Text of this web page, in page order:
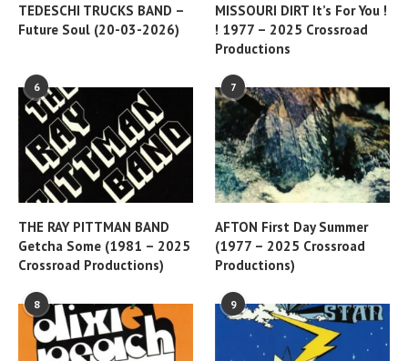
TEDESCHI TRUCKS BAND –
Future Soul (20-03-2026)
MISSOURI DIRT It’s For You !
! 1977 – 2025 Crossroad
Productions
6
THE RAY PITTMAN BAND
Getcha Some (1981 – 2025
Crossroad Productions)
7
AFTON First Day Summer
(1977 – 2025 Crossroad
Productions)
8 9